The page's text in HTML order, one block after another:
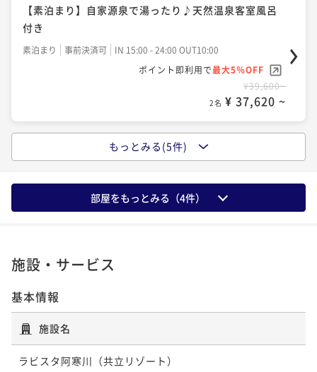
¥57,640~
【スタンダード】静かな森に抱かれた宿で癒しの休
二食付き 事前決済可
IN 15:00 - 20:00 OUT11:00
ポイント即利用で
¥60,830~
二食付き 事前決済可
¥ 110,352 ~
【素泊まり】自家源泉で湯ったり♪天然温泉客室風呂
付き
素泊まり 事前決済可
IN 15:00 - 24:00 OUT10:00
ポイント即利用で最大5％OFF
¥39,600~
2名 ¥ 37,620 ~
【1泊朝食】遅い到着でも大丈夫★天然温泉客室風呂付
事前決済可
IN 15:00 - 22:00 OUT10:00
ポイント即利用で最大5％OFF
【早期割50】50日前までのご予約に★
もっとみる(5件)
部屋をもっとみる（4件）
施設・サービス
基本情報
施設名
ラビスタ阿寒川（共立リゾート）